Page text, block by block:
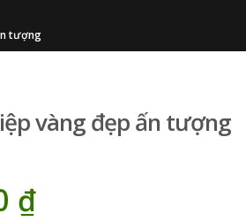
tượng
vàng đẹp ấn tượng
₫